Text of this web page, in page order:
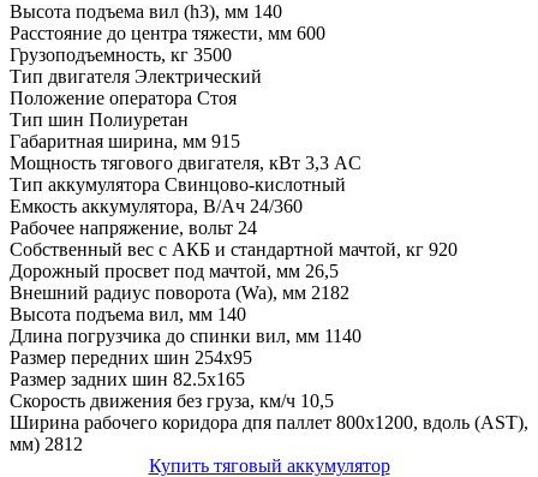
Высота подъема вил (h3), мм 140
Расстояние до центра тяжести, мм 600
Грузоподъемность, кг 3500
Тип двигателя Электрический
Положение оператора Стоя
Тип шин Полиуретан
Габаритная ширина, мм 915
Мощность тягового двигателя, кВт 3,3 AC
Тип аккумулятора Свинцово-кислотный
Емкость аккумулятора, В/Ач 24/360
Рабочее напряжение, вольт 24
Собственный вес с АКБ и стандартной мачтой, кг 920
Дорожный просвет под мачтой, мм 26,5
Внешний радиус поворота (Wa), мм 2182
Высота подъема вил, мм 140
Длина погрузчика до спинки вил, мм 1140
Размер передних шин 254x95
Размер задних шин 82.5x165
Скорость движения без груза, км/ч 10,5
Ширина рабочего коридора дпя паллет 800х1200, вдоль (AST),
мм) 2812
Купить тяговый аккумулятор